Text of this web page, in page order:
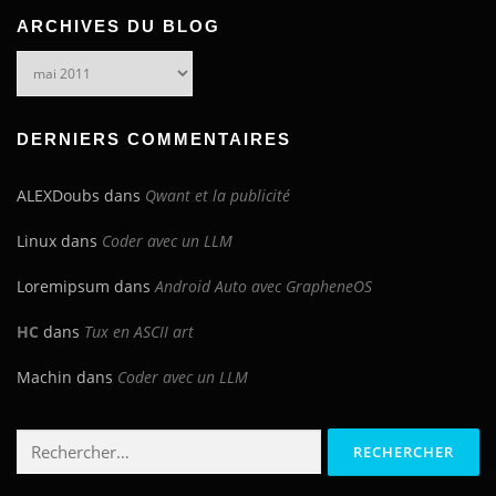
ARCHIVES DU BLOG
DERNIERS COMMENTAIRES
ALEXDoubs dans Qwant et la publicité
Linux dans Coder avec un LLM
Loremipsum dans Android Auto avec GrapheneOS
HC dans Tux en ASCII art
Machin dans Coder avec un LLM
Rechercher :